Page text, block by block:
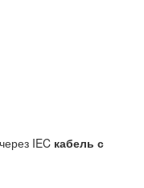
IEC кабель с